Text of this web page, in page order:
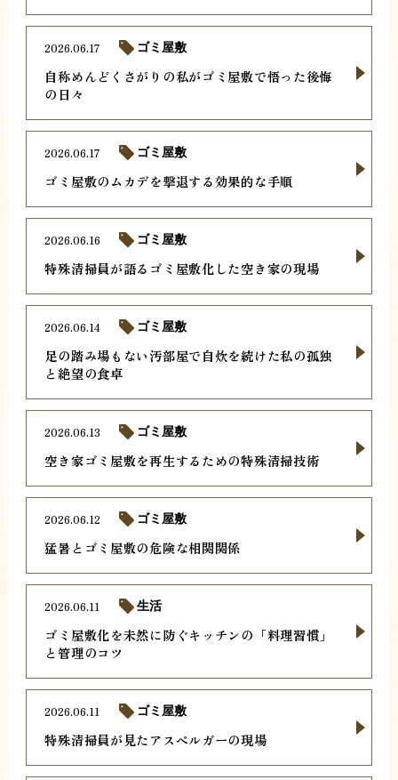
自称めんどくさがりの私がゴミ屋敷で悟った後悔
の日々
2026.06.17 ゴミ屋敷
ゴミ屋敷のムカデを撃退する効果的な手順
2026.06.17 ゴミ屋敷
特殊清掃員が語るゴミ屋敷化した空き家の現場
2026.06.16 ゴミ屋敷
足の踏み場もない汚部屋で自炊を続けた私の孤独
と絶望の食卓
2026.06.14 ゴミ屋敷
空き家ゴミ屋敷を再生するための特殊清掃技術
2026.06.13 ゴミ屋敷
猛暑とゴミ屋敷の危険な相関関係
2026.06.12 ゴミ屋敷
ゴミ屋敷化を未然に防ぐキッチンの「料理習慣」
と管理のコツ
2026.06.11 生活
特殊清掃員が見たアスペルガーの現場
2026.06.11 ゴミ屋敷